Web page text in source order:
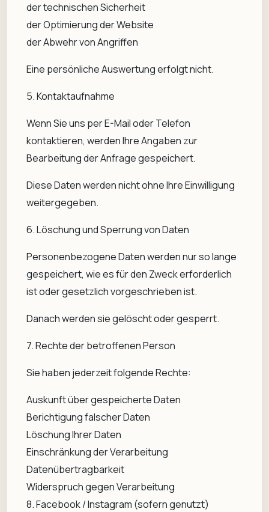
der technischen Sicherheit
der Optimierung der Website
der Abwehr von Angriffen
Eine persönliche Auswertung erfolgt nicht.
5. Kontaktaufnahme
Wenn Sie uns per E-Mail oder Telefon
kontaktieren, werden Ihre Angaben zur
Bearbeitung der Anfrage gespeichert.
Diese Daten werden nicht ohne Ihre Einwilligung
weitergegeben.
6. Löschung und Sperrung von Daten
Personenbezogene Daten werden nur so lange
gespeichert, wie es für den Zweck erforderlich
ist oder gesetzlich vorgeschrieben ist.
Danach werden sie gelöscht oder gesperrt.
7. Rechte der betroffenen Person
Sie haben jederzeit folgende Rechte:
Auskunft über gespeicherte Daten
Berichtigung falscher Daten
Löschung Ihrer Daten
Einschränkung der Verarbeitung
Datenübertragbarkeit
Widerspruch gegen Verarbeitung
8. Facebook / Instagram (sofern genutzt)